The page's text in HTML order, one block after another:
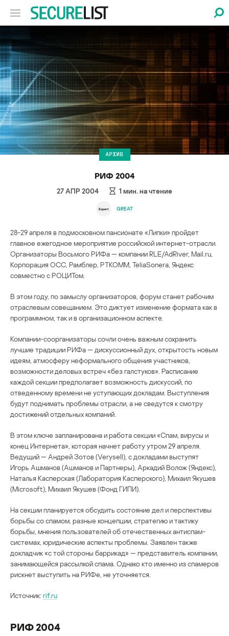
АРХИВ
РИФ 2004
27 АПР 2004 1 мин. на чтение
GREAT
28-29 апреля в подмосковном пансионате «Липки» пройдет
главное ежегодное мероприятие российской интернет-отрасли.
Организаторы Восьмого РИФа — компании RLE/AdRiver, Mail.ru,
Корпорация ОСС, Рамблер, РТКОММ, TeliaSonera, Яндекс
совместно с РОЦИТом.
В этом году, по замыслу организаторов, форум станет рабочим
отраслевым совещанием. Это диктует изменение формата как в
программном, так и в организационном аспекте.
Компании-соорганизаторы сочли очень важным сохранить
лучшие традиции РИФа — дискуссионный дух, открытость новым
идеям, атмосферу неформального общения участников,
возможности деловых встреч «без галстуков». Расписание
каждой секции предполагает возможность дискуссий, по
отведенному времени не уступающих докладам. Выступления
будут поднимать проблемы отрасли, а не сведутся к смотру
достижений отдельных компаний.
В этом ключе запланирована и работа секции «Спам, вирусы и
конец Интернета», которая начнет работу утром 29 апреля.
Ведущий — Андрей Зотов (Verysell), с докладами выступят
Игорь Ашманов (Ашманов и Партнеры), Аркадий Волож (Яндекс),
Наталья Касперская (Лаборатория Касперского), Михаил Якушев
(Microsoft), Михаил Якушев (Фонд ГИПИ).
На секции планируется обсудить состояние дел и перспективы
борьбы со спамом, разные концепции, стратегию и тактику
борьбы, мнения пользователей об отечественных антиспам-
системах, юридические аспекты проблемы. Заявлен также
докладчик «с той стороны баррикад» — представитель компании,
занимающейся рассылкой спама. Однако кто именно из спамеров
рискнет выступить на РИФе, не уточняется.
Источник: rif.ru
РИФ 2004